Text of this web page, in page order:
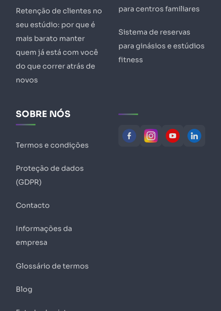
Retenção de clientes no
seu estúdio: por que é
mais barato manter
quem já está com você
do que correr atrás de
novos
para centros familiares
Sistema de reservas
para ginásios e estúdios
fitness
SOBRE NÓS
Termos e condições
Proteção de dados
(GDPR)
Contacto
Informações da
empresa
Glossário de termos
Blog